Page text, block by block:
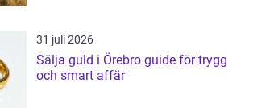
31 juli 2026
Sälja guld i Örebro guide för trygg
och smart affär